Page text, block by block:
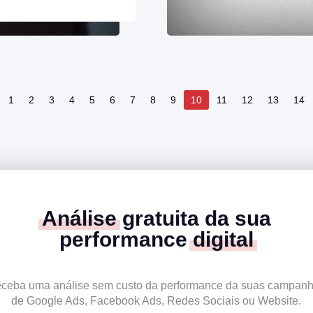
1 2 3 4 5 6 7 8 9 10 11 12 13 14
Análisegratuita da sua
performancedigital
uma análise sem custo da performance da suas
de Google Ads, Facebook Ads, Redes Sociais ou Website.